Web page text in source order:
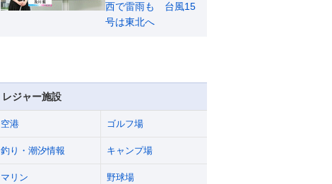
西で雷雨も 台風15
号は東北へ
レジャー施設
空港 ゴルフ場
釣り・潮汐情報 キャンプ場
マリン 野球場